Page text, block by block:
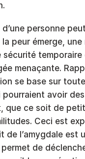
d’une personne
peur émerge,
sécurité
menaçante.
se base sur
pourraient avoir
que ce soit de
Ceci est
de l’amygdale est
de